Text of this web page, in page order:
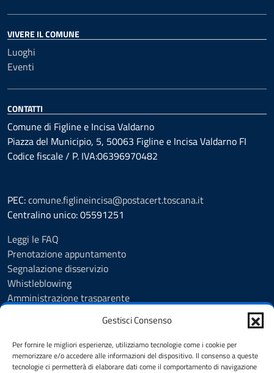
Gestisci Consenso
Per fornire le migliori esperienze, utilizziamo tecnologie come i cookie per
memorizzare e/o accedere alle informazioni del dispositivo. Il consenso a queste
tecnologie ci permetterà di elaborare dati come il comportamento di navigazione
VIVERE IL COMUNE
Luoghi
Eventi
CONTATTI
Comune di Figline e Incisa Valdarno
Piazza del Municipio, 5, 50063 Figline e Incisa Valdarno FI
Codice fiscale / P. IVA:06396970482
PEC:comune.figlineincisa@postacert.toscana.it
Centralino unico: 05591251
Leggi le FAQ
Prenotazione appuntamento
Segnalazione disservizio
Whistleblowing
Amministrazione trasparente
Albo Pretorio
Cookie Policy